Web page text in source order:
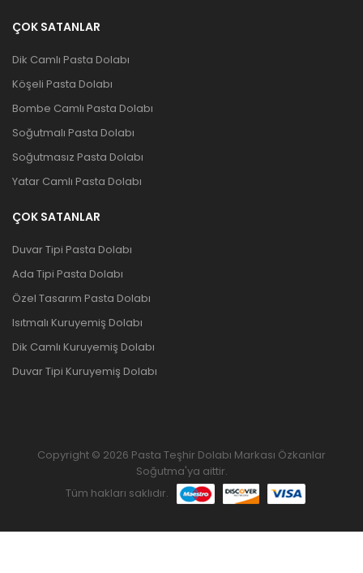
ÇOK SATANLAR
Dik Camlı Pasta Dolabı
Köşeli Pasta Dolabı
Bombe Camlı Pasta Dolabı
Soğutmalı Pasta Dolabı
Soğutmasız Pasta Dolabı
Yatar Camlı Pasta Dolabı
ÇOK SATANLAR
Duvar Tipi Pasta Dolabı
Ada Tipi Pasta Dolabı
Özel Tasarım Pasta Dolabı
Isıtmalı Kuruyemiş Dolabı
Dik Camlı Kuruyemiş Dolabı
Duvar Tipi Kuruyemiş Dolabı
Copyright © 2026 Pasta Teşhir Dolabı Markası Özkanlar
Soğutma'ya aittir.
Tüm hakları saklıdır.